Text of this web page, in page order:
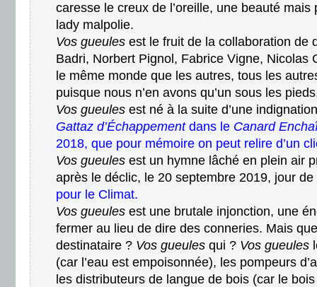
caresse le creux de l’oreille, une beauté mais
lady malpolie.
Vos gueules est le fruit de la collaboration de
Badri, Norbert Pignol, Fabrice Vigne, Nicolas
le même monde que les autres, tous les
puisque nous n’en avons qu’un sous les
Vos gueules est né à la suite d’une
Gattaz d’Échappementdans le Canard
2018, que pour mémoire on peut relire d’un
Vos gueules est un hymne lâché en plein air
après le déclic, le 20 septembre 2019, jour
pour le Climat.
Vos gueules est une brutale injonction, une
fermer au lieu de dire des conneries. Mais
destinataire ? Vos gueules qui ? Vos gueules
(car l’eau est empoisonnée), les pompeurs
les distributeurs de langue de bois (car le